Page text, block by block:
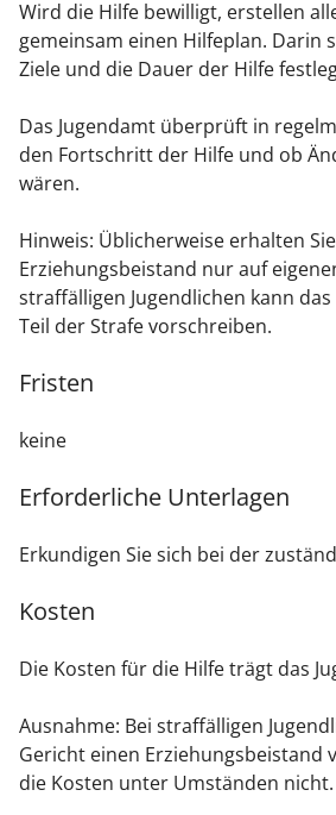
Wird die Hilfe bewilligt, erstellen
gemeinsam einen Hilfeplan. Darin
Ziele und die Dauer der Hilfe
Das Jugendamt überprüft in
den Fortschritt der Hilfe und ob
wären.
Hinweis: Üblicherweise erhalten
Erziehungsbeistand nur auf
straffälligen Jugendlichen kann
Teil der Strafe vorschreiben.
Fristen
keine
Erforderliche Unterlagen
Erkundigen Sie sich bei der
Kosten
Die Kosten für die Hilfe trägt das
Ausnahme: Bei straffälligen
Gericht einen Erziehungsbeistand
die Kosten unter Umständen nicht.